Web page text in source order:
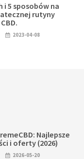
i 5 sposobów na
rutyny
2023-04-08
Najlepsze
i oferty (2026)
2026-05-20